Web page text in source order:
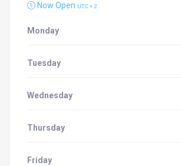
Now Open UTC + 2
Monday
Tuesday
Wednesday
Thursday
Friday